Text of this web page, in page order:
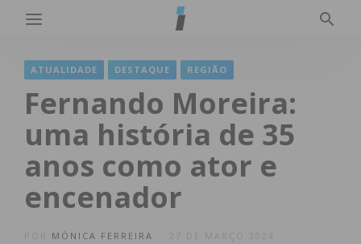
ATUALIDADE DESTAQUE REGIÃO
Fernando Moreira:
uma história de 35
anos como ator e
encenador
MÓNICA FERREIRA 27 DE MARÇO 2024